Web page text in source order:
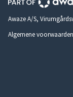
Awaze A/S,
Algemene